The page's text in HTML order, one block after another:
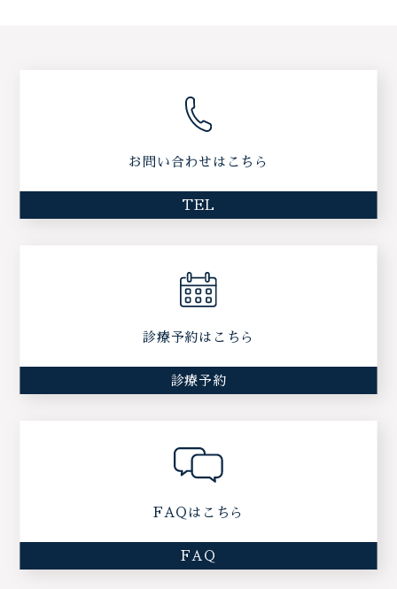
お問い合わせはこちら
TEL
診療予約はこちら
診療予約
FAQはこちら
FAQ